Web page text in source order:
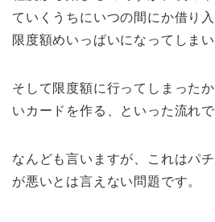
ていくうちにいつの間にか借り
限度額めいっぱいになってしまい
そして限度額に行ってしまった
いカードを作る、といった流れで
なんども言いますが、これはパ
が悪いとは言えない問題です。